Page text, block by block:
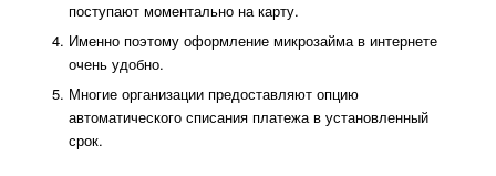
поступают моментально на карту.
Именно поэтому оформление микрозайма в интернете
очень удобно.
Многие организации предоставляют опцию
автоматического списания платежа в установленный
срок.